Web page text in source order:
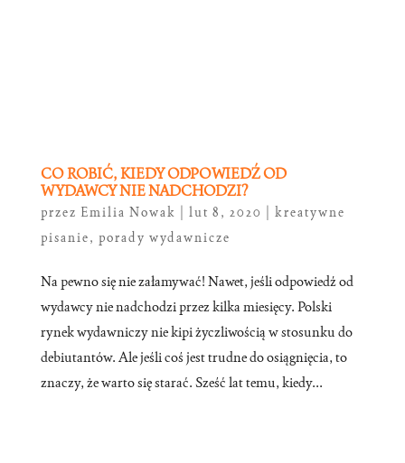
CO ROBIĆ, KIEDY ODPOWIEDŹ OD
WYDAWCY NIE NADCHODZI?
przez Emilia Nowak lut 8, 2020
kreatywne
pisanie, porady wydawnicze
Na pewno się nie załamywać! Nawet, jeśli odpowiedź od
wydawcy nie nadchodzi przez kilka miesięcy. Polski
rynek wydawniczy nie kipi życzliwością w stosunku do
debiutantów. Ale jeśli coś jest trudne do osiągnięcia, to
znaczy, że warto się starać. Sześć lat temu, kiedy...